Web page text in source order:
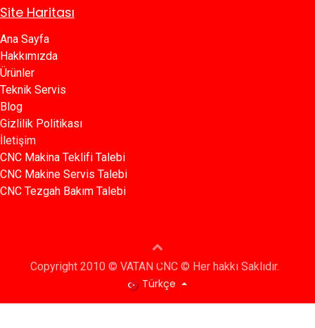
Site Haritası
Ana Sayfa​​
Hakkımızda
Ürünler​
Teknik Servis
Blog​​
Gizlilik Politikası​​
İletişim
CNC Makina Teklifi Talebi
CNC Makine Servis Talebi
CNC Tezgah Bakım Talebi
Copyright 2010 © VATAN CNC © Her hakkı Saklıdır.
Türkçe